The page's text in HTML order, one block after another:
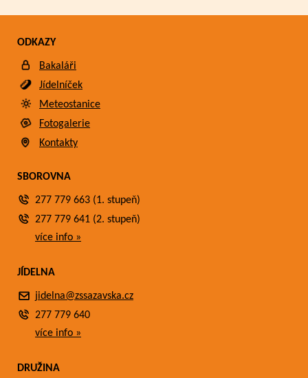
ODKAZY
Bakaláři
Jídelníček
Meteostanice
Fotogalerie
Kontakty
SBOROVNA
277 779 663 (1. stupeň)
277 779 641 (2. stupeň)
více info »
JÍDELNA
jidelna@zssazavska.cz
277 779 640
více info »
DRUŽINA